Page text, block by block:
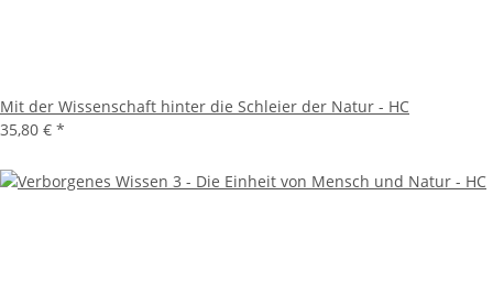
Mit der Wissenschaft hinter die Schleier der Natur - HC
35,80 € *